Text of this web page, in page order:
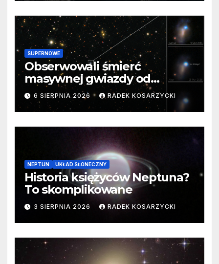
SUPERNOWE
Obserwowali śmierć
masywnej gwiazdy od
samego początku. Niezwykle
cenne dane
6 SIERPNIA 2026 RADEK KOSARZYCKI
NEPTUN UKŁAD SŁONECZNY
Historia księżyców Neptuna?
To skomplikowane
3 SIERPNIA 2026 RADEK KOSARZYCKI